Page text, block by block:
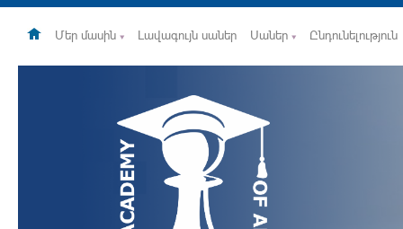
Ընդունելություն
Սաներ
Լավագույն սաներ
Մեր մասին